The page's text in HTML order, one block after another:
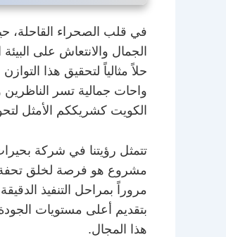
في قلب الصحراء القاحلة،
الجمال والانتعاش على
حلاً مثالياً لتحقيق هذا
واحات جمالية تسر
الكويت كشريككم الأمثل
تتمثل رؤيتنا في شركة
مشروع هو فرصة لخلق تحفة
مروراً بمراحل التنفيذ
بتقديم أعلى مستويات
هذا المجال.